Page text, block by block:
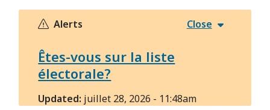
Aller
principal
Alerts Close
Êtes-vous sur la liste
électorale?
Updated: juillet 28, 2026 - 11:48am